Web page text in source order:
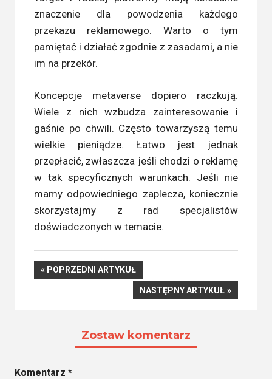
znaczenie dla powodzenia każdego
przekazu reklamowego. Warto o tym
pamiętać i działać zgodnie z zasadami, a nie
im na przekór.
Koncepcje metaverse dopiero raczkują.
Wiele z nich wzbudza zainteresowanie i
gaśnie po chwili. Często towarzyszą temu
wielkie pieniądze. Łatwo jest jednak
przepłacić, zwłaszcza jeśli chodzi o reklamę
w tak specyficznych warunkach. Jeśli nie
mamy odpowiedniego zaplecza, koniecznie
skorzystajmy z rad specjalistów
doświadczonych w temacie.
Nawigacja
POPRZEDNI
ARTYKUŁ
POPRZEDNI ARTYKUŁ
NASTĘPNY
NASTĘPNY ARTYKUŁ
Zostaw komentarz
Komentarz *